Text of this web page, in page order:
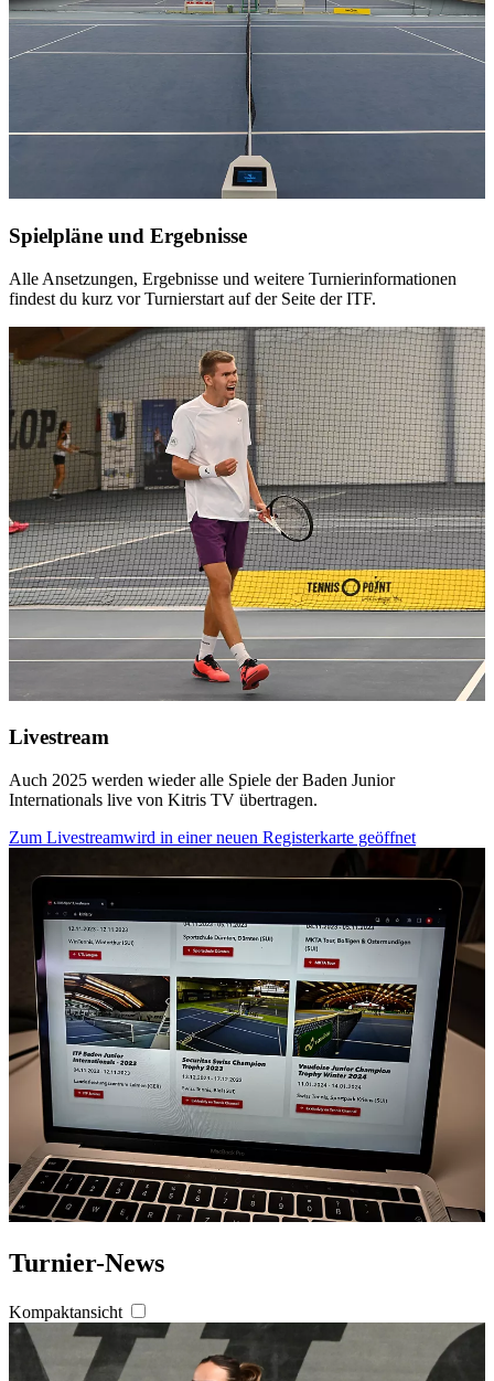
Spielpläne und Ergebnisse
Alle Ansetzungen, Ergebnisse und weitere Turnierinformationen
findest du kurz vor Turnierstart auf der Seite der ITF.
Livestream
Auch 2025 werden wieder alle Spiele der Baden Junior
Internationals live von Kitris TV übertragen.
Zum Livestreamwird in einer neuen Registerkarte geöffnet
Turnier-News
Kompaktansicht